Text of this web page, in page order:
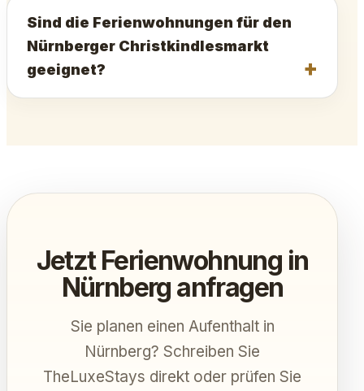
Sind die Ferienwohnungen für den
Nürnberger Christkindlesmarkt
geeignet?
Jetzt Ferienwohnung in
Nürnberg anfragen
Sie planen einen Aufenthalt in
Nürnberg? Schreiben Sie
TheLuxeStays direkt oder prüfen Sie